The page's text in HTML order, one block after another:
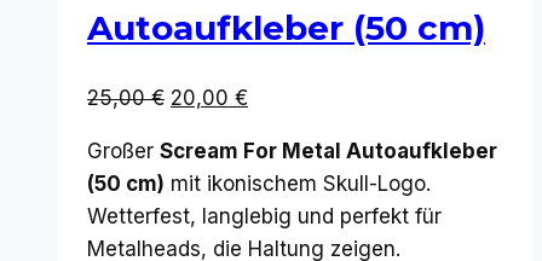
Autoaufkleber (50 cm)
25,00€ Ursprünglicher
war:
25,00 €
20,00 €Aktueller
ist:
20,00 €.
Großer Scream For Metal Autoaufkleber
(50 cm) mit ikonischem Skull-Logo.
Wetterfest, langlebig und perfekt für
Metalheads, die Haltung zeigen.